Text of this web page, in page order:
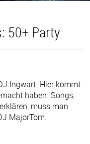
50+ Party
Ingwart. Hier kommt
haben. Songs,
muss man
MajorTom.